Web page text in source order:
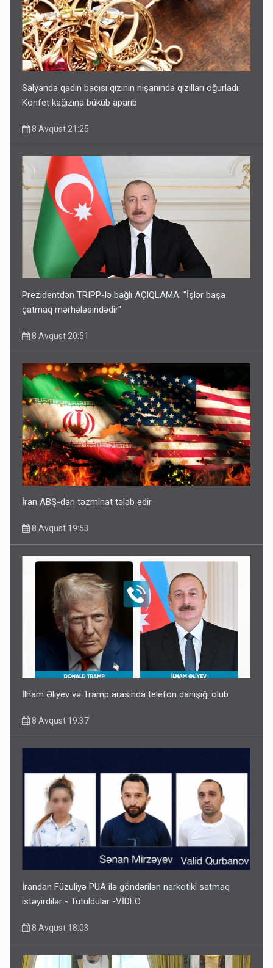
Salyanda qadın bacısı qızının nişanında qızılları oğurladı:
Konfet kağızına büküb aparıb
8 Avqust 21:25
Prezidentdən TRIPP-lə bağlı AÇIQLAMA: "İşlər başa
çatmaq mərhələsindədir"
8 Avqust 20:51
İran ABŞ-dan təzminat tələb edir
8 Avqust 19:53
İlham Əliyev və Tramp arasında telefon danışığı olub
8 Avqust 19:37
İrandan Füzuliyə PUA ilə göndərilən narkotiki satmaq
istəyirdilər - Tutuldular -VİDEO
8 Avqust 18:03